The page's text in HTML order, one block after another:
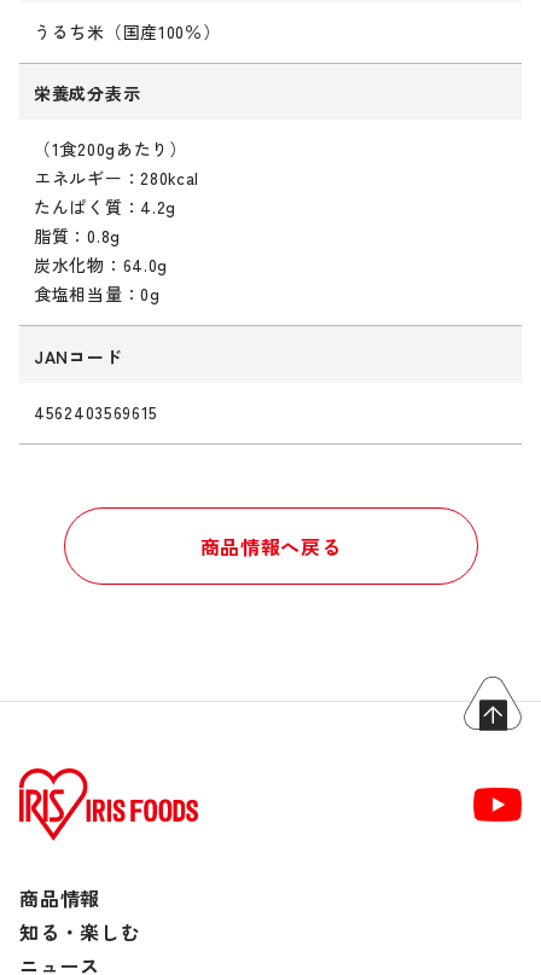
うるち米（国産100％）
栄養成分表示
（1食200gあたり）
エネルギー：280kcal
たんぱく質：4.2g
脂質：0.8g
炭水化物：64.0g
食塩相当量：0g
JANコード
4562403569615
商品情報へ戻る
商品情報
知る・楽しむ
ニュース